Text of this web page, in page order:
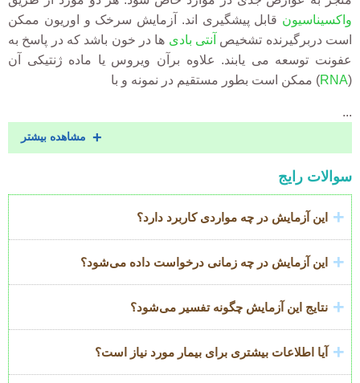
واکسیناسیون قابل پیشگیری اند. آزمایش سرخک و اوریون ممکن
است دربرگیرنده تشخیص آنتی بادی ها در خون باشد که در پاسخ به
عفونت توسعه می یابند. علاوه برآن ویروس یا ماده ژنتیکی آن
(
RNA) ممکن است بطور مستقیم در نمونه و با
...
مشاهده بیشتر
Accordion
Title
سوالات رایج
این آزمایش در چه مواردی کاربرد دارد؟
این آزمایش در چه زمانی درخواست داده می‌شود؟
نتایج این آزمایش چگونه تفسیر می‌شود؟
آیا اطلاعات بیشتری برای بیمار مورد نیاز است؟